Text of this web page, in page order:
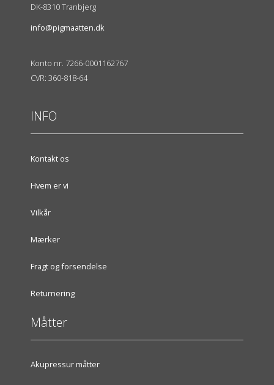
DK-8310 Tranbjerg
info@pigmaatten.dk
Konto nr. 7266-0001162767
CVR: 360-818-64
INFO
Kontakt os
Hvem er vi
Vilkår
Mærker
Fragt og forsendelse
Returnering
Måtter
Akupressur måtter